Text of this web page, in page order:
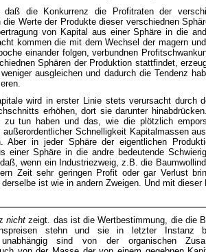
die Konkurrenz die Profitraten der
Werte der Produkte dieser verschiednen
von Kapital aus einer Sphäre in die
kommen die mit dem Wechsel der magern
einander folgen, verbundnen
Sphären der Produktion stattfindet,
ausgleichen und dadurch die Tendenz
wird in erster Linie stets verursacht durch
erhöhen, dort sie darunter
tun haben und das, wie die plötzlich
Schnelligkeit Kapitalmassen
Aber in jeder Sphäre der eigentlichen
einer Sphäre in die andre bedeutende
wenn ein Industriezweig, z.B. die
Zeit sehr geringen Profit oder gar Verlust
ist wie in andern Zweigen. Und mit dieser
nichtzeigt. das ist die Wertbestimmung, die die
stehn und sie in letzter Instanz
unabhängig sind von der organischen